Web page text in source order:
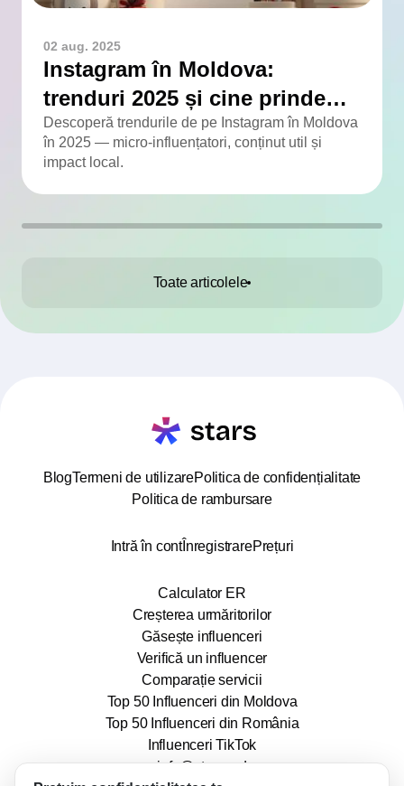
02 aug. 2025
Instagram în Moldova:
trenduri 2025 și cine prinde
viteză
Descoperă trendurile de pe Instagram în Moldova
în 2025 — micro-influențatori, conținut util și
impact local.
Toate articolele
BlogTermeni de utilizarePolitica de confidențialitate
Politica de rambursare
Intră în contÎnregistrarePrețuri
Calculator ER
Creșterea urmăritorilor
Găsește influenceri
Verifică un influencer
Comparație servicii
Top 50 Influenceri din Moldova
Top 50 Influenceri din România
Influenceri TikTok
info@stars.md